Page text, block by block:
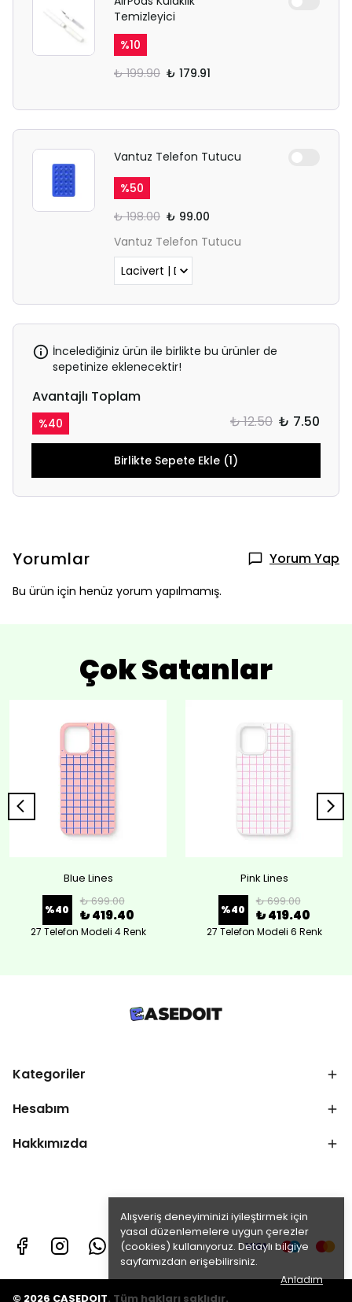
Alışveriş deneyiminizi iyileştirmek için
yasal düzenlemelere uygun çerezler
(cookies) kullanıyoruz. Detaylı bilgiye
sayfamızdan erişebilirsiniz.
Anladım
Temizleyici
%10
₺ 199.90 ₺ 179.91
Vantuz Telefon Tutucu
%50
₺ 198.00 ₺ 99.00
Vantuz Telefon Tutucu
İncelediğiniz ürün ile birlikte bu ürünler de
sepetinize eklenecektir!
Avantajlı Toplam
%40 ₺ 12.50 ₺ 7.50
Birlikte Sepete Ekle (1)
Yorumlar Yorum Yap
Bu ürün için henüz yorum yapılmamış.
Çok Satanlar
Blue Lines
%40
₺ 699.00
₺ 419.40
27 Telefon Modeli 4 Renk
Pink Lines
%40
₺ 699.00
₺ 419.40
27 Telefon Modeli 6 Renk
Kategoriler
Hesabım
Hakkımızda
© 2026 CASEDOIT. Tüm hakları saklıdır.